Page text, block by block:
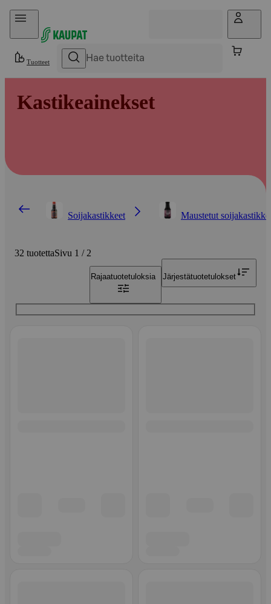
Hyppää sisältöön
Tuotteet
Kastikeainekset
Soijakastikkeet Maustetut
32 tuotettaSivu 1 / 2
Rajaatuotetuloksia Järjestätuotetulokset